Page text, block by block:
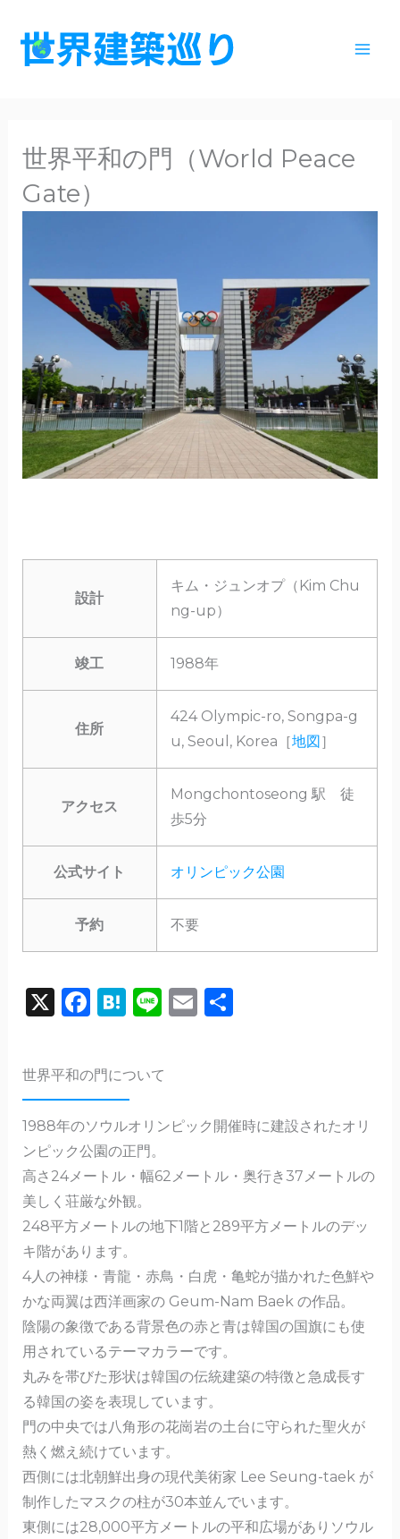
世界平和の門（World Peace
Gate）
設計
キム・ジュンオプ（Kim Chu
ng-up）
竣工 1988年
住所
424 Olympic-ro, Songpa-g
u, Seoul, Korea［地図］
アクセス
Mongchontoseong 駅 徒
歩5分
公式サイト オリンピック公園
予約 不要
F
c
e
b
o
o
k
E
Li
H
n
a
X
共
世界平和の門について
1988年のソウルオリンピック開催時に建設されたオリ
ンピック公園の正門。
高さ24メートル・幅62メートル・奥行き37メートルの
美しく荘厳な外観。
248平方メートルの地下1階と289平方メートルのデッ
キ階があります。
4人の神様・青龍・赤鳥・白虎・亀蛇が描かれた色鮮や
かな両翼は西洋画家の Geum-Nam Baek の作品。
陰陽の象徴である背景色の赤と青は韓国の国旗にも使
用されているテーマカラーです。
丸みを帯びた形状は韓国の伝統建築の特徴と急成長す
る韓国の姿を表現しています。
門の中央では八角形の花崗岩の土台に守られた聖火が
熱く燃え続けています。
西側には北朝鮮出身の現代美術家 Lee Seung-taek が
制作したマスクの柱が30本並んでいます。
東側には28,000平方メートルの平和広場がありソウル